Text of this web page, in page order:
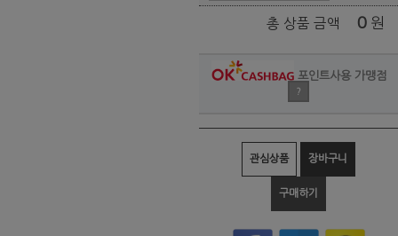
총 상품 금액 0 원
포인트사용 가맹점
?
관심상품 장바구니
구매하기